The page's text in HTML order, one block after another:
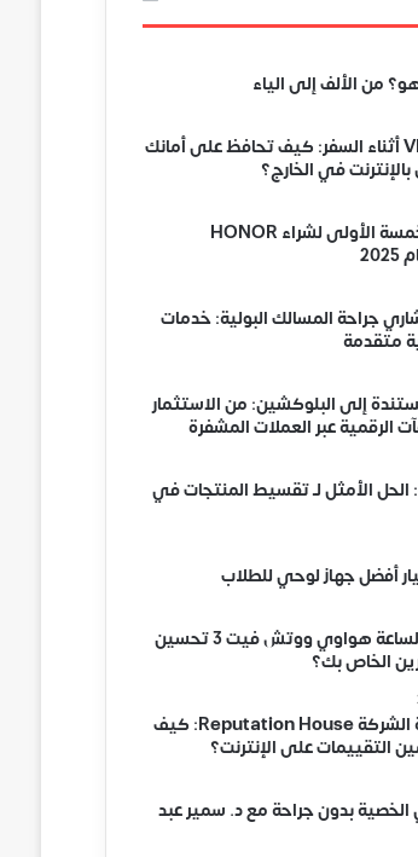
من الألف إلى الياء
شبكات VPN أثناء السفر: كيف تحافظ على أمانك
بالإنترنت في الخارج؟
الأسباب الخمسة الأولى لشراء HONOR
جراحة المسالك البولية: خدمات
متقدمة
إلى البلوكشين: من الاستثمار
الرقمية عبر العملات المشفرة
الأمثل لـ تقسيط المنتجات في
أفضل جهاز لوحي للطلاب
هل يمكن لساعة هواوي ووتش فيت 3 تحسين
الخاص بك؟
إدارة سمعة الشركة Reputation House: كيف
التقييمات على الإنترنت؟
الخصية بدون جراحة مع د. سمير عبد